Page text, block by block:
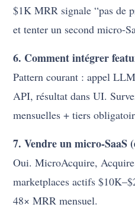
$1K MRR signale “pas de
et tenter un second micro-
6. Comment intégrer
Pattern courant : appel
API, résultat dans UI.
mensuelles + tiers
7. Vendre un micro-SaaS
Oui. MicroAcquire,
marketplaces actifs
48× MRR mensuel.